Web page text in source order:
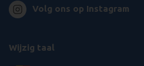
Volg ons op Instagram
Wijzig taal